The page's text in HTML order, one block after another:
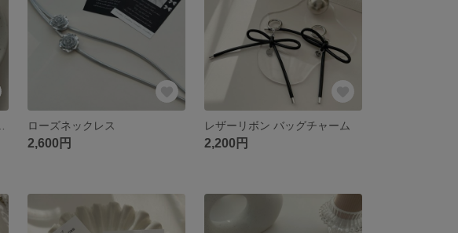
ローズネックレス
2,600円
レザーリボン バッグチャーム
2,200円